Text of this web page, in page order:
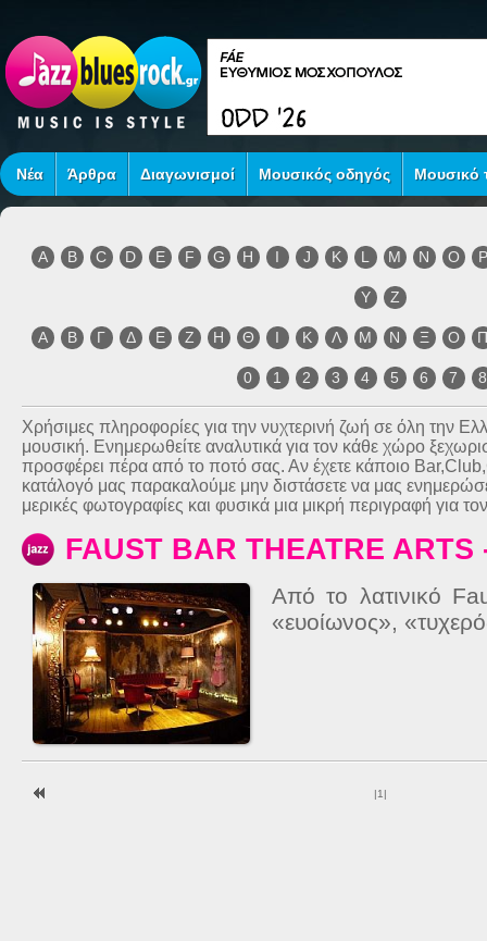
Νέα Άρθρα Διαγωνισμοί Μουσικός οδηγός Μουσικό
A B C D E F G H I J K L M N O P
Y Z
Α Β Γ Δ Ε Ζ Η Θ Ι Κ Λ Μ Ν Ξ Ο
0 1 2 3 4 5 6 7 8
Χρήσιμες πληροφορίες για την νυχτερινή ζωή σε όλη την
μουσική. Ενημερωθείτε αναλυτικά για τον κάθε χώρο
προσφέρει πέρα από το ποτό σας. Αν έχετε κάποιο
κατάλογό μας παρακαλούμε μην διστάσετε να μας
μερικές φωτογραφίες και φυσικά μια μικρή περιγραφή για
FAUST BAR THEATRE
Από το λατινικό
«ευοίωνος»,
|1 |